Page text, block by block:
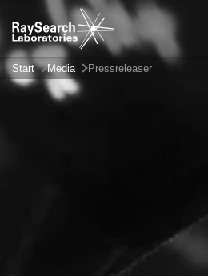
Start Media Pressreleaser